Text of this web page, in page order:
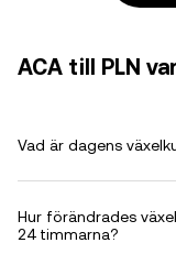
ACA till PLN
Vad är dagens
Hur förändrades
24 timmarna?